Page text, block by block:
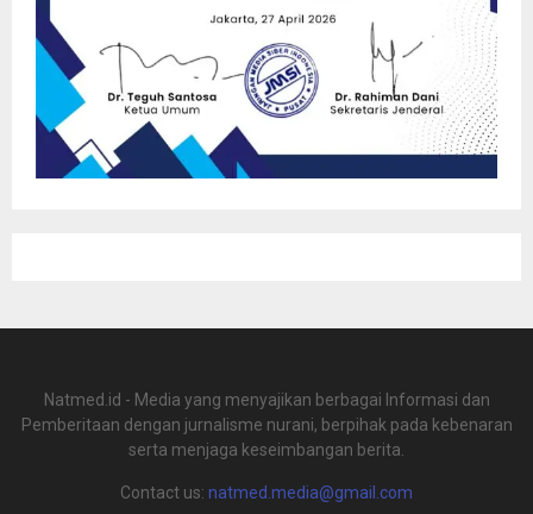
Natmed.id - Media yang menyajikan berbagai Informasi dan
Pemberitaan dengan jurnalisme nurani, berpihak pada kebenaran
serta menjaga keseimbangan berita.
Contact us: natmed.media@gmail.com